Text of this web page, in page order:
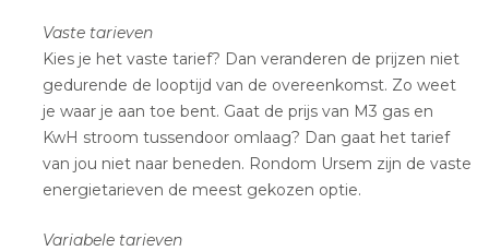
Vaste tarieven
Kies je het vaste tarief? Dan veranderen de prijzen niet
gedurende de looptijd van de overeenkomst. Zo weet
je waar je aan toe bent. Gaat de prijs van M3 gas en
KwH stroom tussendoor omlaag? Dan gaat het tarief
van jou niet naar beneden. Rondom Ursem zijn de vaste
energietarieven de meest gekozen optie.
Variabele tarieven